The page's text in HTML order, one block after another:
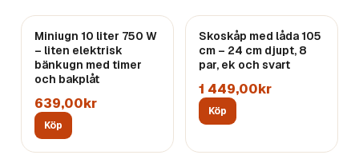
Miniugn 10 liter 750 W
– liten elektrisk
bänkugn med timer
och bakplåt
639,00kr
Köp
Skoskåp med låda 105
cm – 24 cm djupt, 8
par, ek och svart
1 449,00kr
Köp